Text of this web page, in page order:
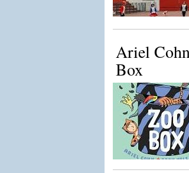
Ariel
Box